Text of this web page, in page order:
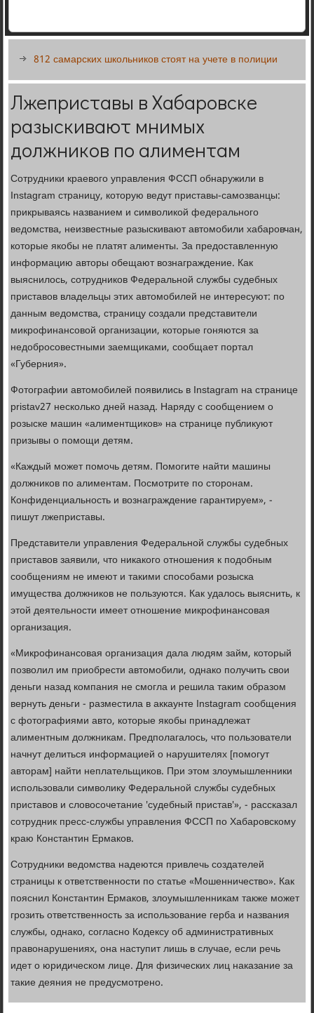
812 самарских школьников стоят на учете в полиции
Лжеприставы в Хабаровске
разыскивают мнимых
должников по алиментам
Сотрудники краевого управления ФССП обнаружили в
Instagram страницу, которую ведут приставы-самозванцы:
прикрываясь названием и символикой федерального
ведомства, неизвестные разыскивают автомобили хабаровчан,
которые якобы не платят алименты. За предоставленную
информацию авторы обещают вознаграждение. Как
выяснилось, сотрудников Федеральной службы судебных
приставов владельцы этих автомобилей не интересуют: по
данным ведомства, страницу создали представители
микрофинансовой организации, которые гоняются за
недобросовестными заемщиками, сообщает портал
«Губерния».
Фотографии автомобилей появились в Instagram на странице
pristav27 несколько дней назад. Наряду с сообщением о
розыске машин «алиментщиков» на странице публикуют
призывы о помощи детям.
«Каждый может помочь детям. Помогите найти машины
должников по алиментам. Посмотрите по сторонам.
Конфиденциальность и вознаграждение гарантируем», -
пишут лжеприставы.
Представители управления Федеральной службы судебных
приставов заявили, что никакого отношения к подобным
сообщениям не имеют и такими способами розыска
имущества должников не пользуются. Как удалось выяснить, к
этой деятельности имеет отношение микрофинансовая
организация.
«Микрофинансовая организация дала людям займ, который
позволил им приобрести автомобили, однако получить свои
деньги назад компания не смогла и решила таким образом
вернуть деньги - разместила в аккаунте Instagram сообщения
с фотографиями авто, которые якобы принадлежат
алиментным должникам. Предполагалось, что пользователи
начнут делиться информацией о нарушителях [помогут
авторам] найти неплательщиков. При этом злоумышленники
использовали символику Федеральной службы судебных
приставов и словосочетание 'судебный пристав'», - рассказал
сотрудник пресс-службы управления ФССП по Хабаровскому
краю Константин Ермаков.
Сотрудники ведомства надеются привлечь создателей
страницы к ответственности по статье «Мошенничество». Как
пояснил Константин Ермаков, злоумышленникам также может
грозить ответственность за использование герба и названия
службы, однако, согласно Кодексу об административных
правонарушениях, она наступит лишь в случае, если речь
идет о юридическом лице. Для физических лиц наказание за
такие деяния не предусмотрено.